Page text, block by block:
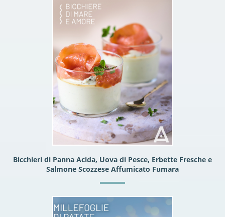
Bicchieri di Panna Acida, Uova di Pesce, Erbette Fresche e
Salmone Scozzese Affumicato Fumara